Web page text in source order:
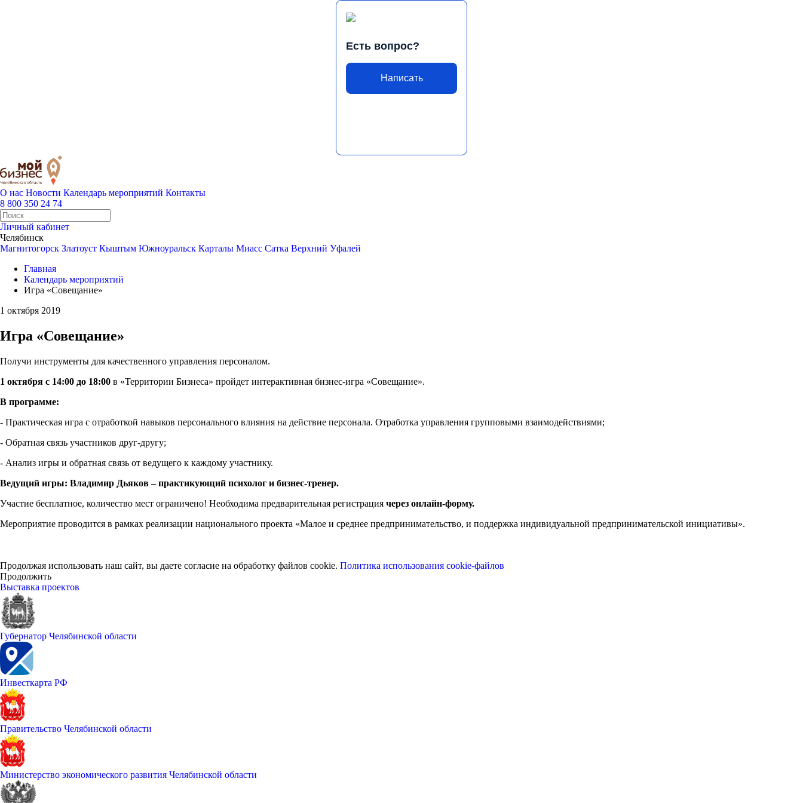
Есть вопрос?
Написать
О нас Новости Календарь мероприятий Контакты
8 800 350 24 74
Личный кабинет
Челябинск
Магнитогорск Златоуст Кыштым Южноуральск Карталы Миасс Сатка Верхний Уфалей
Главная
Календарь мероприятий
Игра «Совещание»
1 октября 2019
Игра «Совещание»
Получи инструменты для качественного управления персоналом.
1 октября с 14:00 до 18:00 в «Территории Бизнеса» пройдет интерактивная бизнес-игра «Совещание».
В программе:
- Практическая игра с отработкой навыков персонального влияния на действие персонала. Отработка управления групповыми взаимодействиями;
- Обратная связь участников друг-другу;
- Анализ игры и обратная связь от ведущего к каждому участнику.
Ведущий игры: Владимир Дьяков – практикующий психолог и бизнес-тренер.
Участие бесплатное, количество мест ограничено! Необходима предварительная регистрация через онлайн-форму.
Мероприятие проводится в рамках реализации национального проекта «Малое и среднее предпринимательство, и поддержка индивидуальной предпринимательской инициативы».
Продолжая использовать наш сайт, вы даете согласие на обработку файлов cookie. Политика использования cookie-файлов
Продолжить
Выставка проектов
Губернатор Челябинской области
Инвесткарта РФ
Правительство Челябинской области
Министерство экономического развития Челябинской области